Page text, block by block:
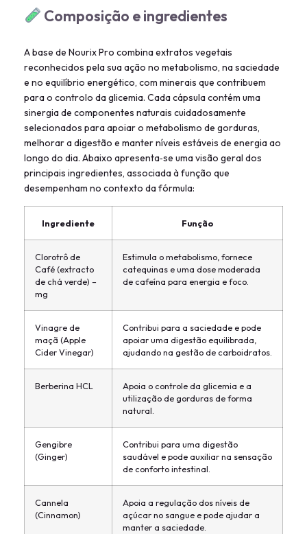
Composição e ingredientes
A base de Nourix Pro combina extratos vegetais
reconhecidos pela sua ação no metabolismo, na saciedade
e no equilíbrio energético, com minerais que contribuem
para o controlo da glicemia. Cada cápsula contém uma
sinergia de componentes naturais cuidadosamente
selecionados para apoiar o metabolismo de gorduras,
melhorar a digestão e manter níveis estáveis de energia ao
longo do dia. Abaixo apresenta‑se uma visão geral dos
principais ingredientes, associada à função que
desempenham no contexto da fórmula:
Ingrediente Função
Clorotrô de
Café (extracto
de chá verde) –
mg
Estimula o metabolismo, fornece
catequinas e uma dose moderada
de cafeína para energia e foco.
Vinagre de
maçã (Apple
Cider Vinegar)
Contribui para a saciedade e pode
apoiar uma digestão equilibrada,
ajudando na gestão de carboidratos.
Berberina HCL
Apoia o controle da glicemia e a
utilização de gorduras de forma
natural.
Gengibre
(Ginger)
Contribui para uma digestão
saudável e pode auxiliar na sensação
de conforto intestinal.
Cannela
(Cinnamon)
Apoia a regulação dos níveis de
açúcar no sangue e pode ajudar a
manter a saciedade.